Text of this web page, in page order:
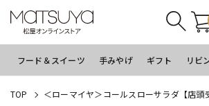
フード＆スイーツ 手みやげ ギフト リビ
TOP ＜ローマイヤ＞コールスローサラダ【店頭